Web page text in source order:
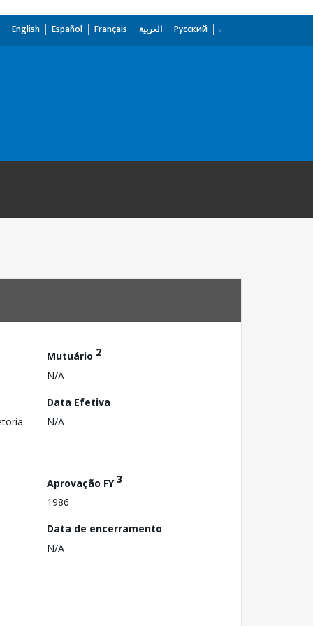
English Español Français العربية Русский
Mutuário 2
N/A
Data Efetiva
N/A
Aprovação FY3
1986
Data de encerramento
N/A